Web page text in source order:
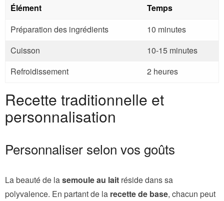
Élément
Temps
Préparation des ingrédients
10 minutes
Cuisson
10-15 minutes
Refroidissement
2 heures
Recette traditionnelle et
personnalisation
Personnaliser selon vos goûts
La beauté de lasemoule au lait réside dans sa
polyvalence. En partant de la recette de base, chacun peut